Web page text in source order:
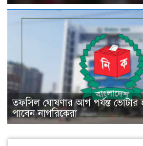
তফসিল ঘোষণার আগ পর্যন্ত
পাবেন নাগরিকেরা